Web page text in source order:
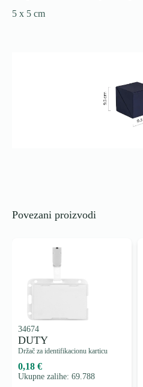
5 x 5 cm
Povezani proizvodi
34674
DUTY
Držač za identifikacionu karticu
0,18 €
Ukupne zalihe: 69.788